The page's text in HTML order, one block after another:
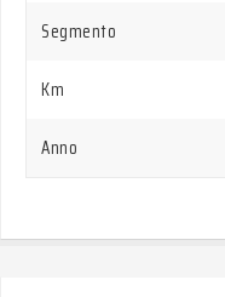
Segmento
Km
Anno